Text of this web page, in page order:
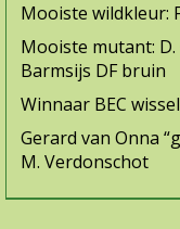
Mooiste wildkleur:
Mooiste mutant: D.
Barmsijs DF bruin
Winnaar BEC
Gerard van Onna
M. Verdonschot